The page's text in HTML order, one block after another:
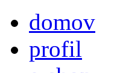
domov
profil